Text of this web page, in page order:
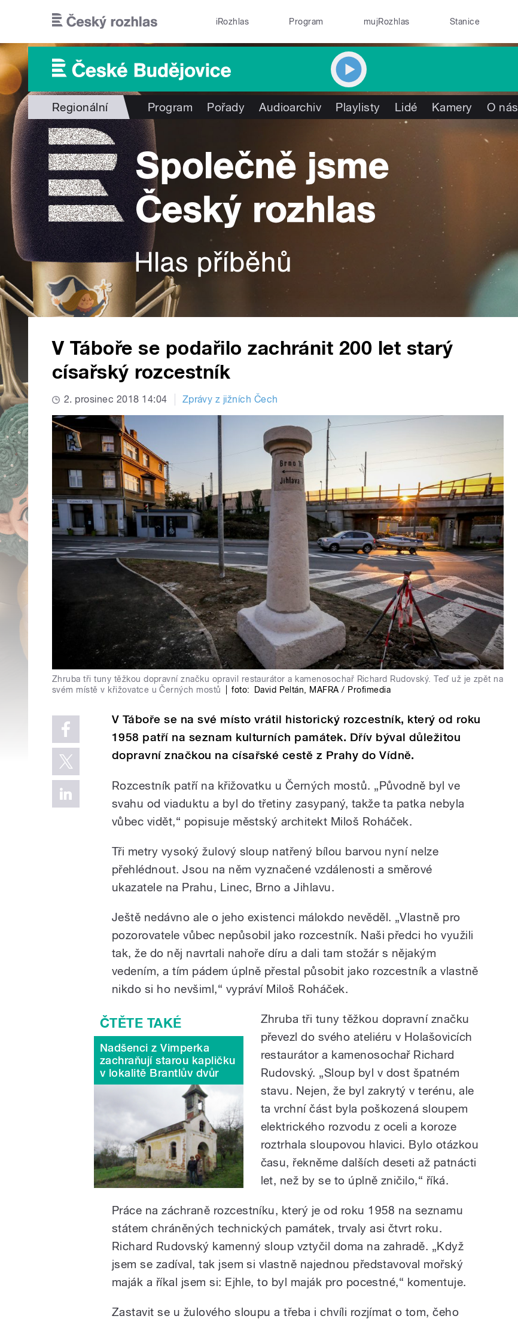
iRozhlas Program mujRozhlas Stanice
Regionální Program Pořady Audioarchiv Playlisty Lidé Kamery O nás
V Táboře se podařilo zachránit 200 let starý
císařský rozcestník
2. prosinec 2018 14:04 Zprávy z jižních Čech
Zhruba tři tuny těžkou dopravní značku opravil restaurátor a kamenosochař Richard Rudovský. Teď už je zpět na
svém místě v křižovatce u Černých mostů
foto: David Peltán, MAFRA / Profimedia
V Táboře se na své místo vrátil historický rozcestník, který od roku
1958 patří na seznam kulturních památek. Dřív býval důležitou
dopravní značkou na císařské cestě z Prahy do Vídně.
Rozcestník patří na křižovatku u Černých mostů. „Původně byl ve
svahu od viaduktu a byl do třetiny zasypaný, takže ta patka nebyla
vůbec vidět,“ popisuje městský architekt Miloš Roháček.
Tři metry vysoký žulový sloup natřený bílou barvou nyní nelze
přehlédnout. Jsou na něm vyznačené vzdálenosti a směrové
ukazatele na Prahu, Linec, Brno a Jihlavu.
Ještě nedávno ale o jeho existenci málokdo nevěděl. „Vlastně pro
pozorovatele vůbec nepůsobil jako rozcestník. Naši předci ho využili
tak, že do něj navrtali nahoře díru a dali tam stožár s nějakým
vedením, a tím pádem úplně přestal působit jako rozcestník a vlastně
nikdo si ho nevšiml,“ vypráví Miloš Roháček.
Nadšenci z Vimperka
zachraňují starou kapličku
v lokalitě Brantlův dvůr
Zhruba tři tuny těžkou dopravní značku
převezl do svého ateliéru v Holašovicích
restaurátor a kamenosochař Richard
Rudovský. „Sloup byl v dost špatném
stavu. Nejen, že byl zakrytý v terénu, ale
ta vrchní část byla poškozená sloupem
elektrického rozvodu z oceli a koroze
roztrhala sloupovou hlavici. Bylo otázkou
času, řekněme dalších deseti až patnácti
let, než by se to úplně zničilo,“ říká.
Práce na záchraně rozcestníku, který je od roku 1958 na seznamu
státem chráněných technických památek, trvaly asi čtvrt roku.
Richard Rudovský kamenný sloup vztyčil doma na zahradě. „Když
jsem se zadíval, tak jsem si vlastně najednou představoval mořský
maják a říkal jsem si: Ejhle, to byl maják pro pocestné,“ komentuje.
Zastavit se u žulového sloupu a třeba i chvíli rozjímat o tom, čeho